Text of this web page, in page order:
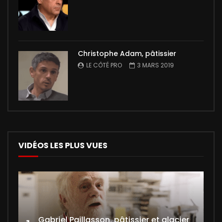
Christophe Adam, pâtissier
LE CÔTÉ PRO 3 MARS 2019
VIDÉOS LES PLUS VUES
Gabriel Paillasson, pâtissier et glacier